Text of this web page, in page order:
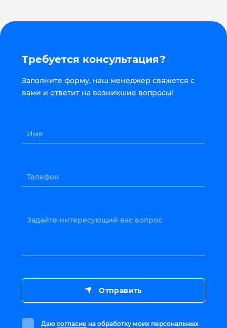
Требуется консультация?
Заполните форму, наш менеджер свяжется с
вами и ответит на возникшие вопросы!
Имя
Телефон
Задайте интересующий вас вопрос
Даю согласие на обработку моих персональных
Отправить